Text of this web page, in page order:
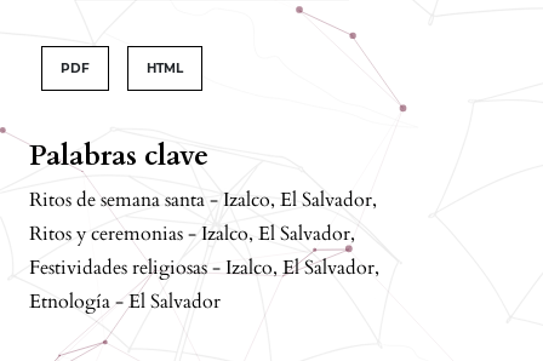
Palabras clave
Ritos de semana santa - Izalco, El Salvador,
Ritos y ceremonias - Izalco, El Salvador,
Festividades religiosas - Izalco, El Salvador,
Etnología - El Salvador
PDF HTML